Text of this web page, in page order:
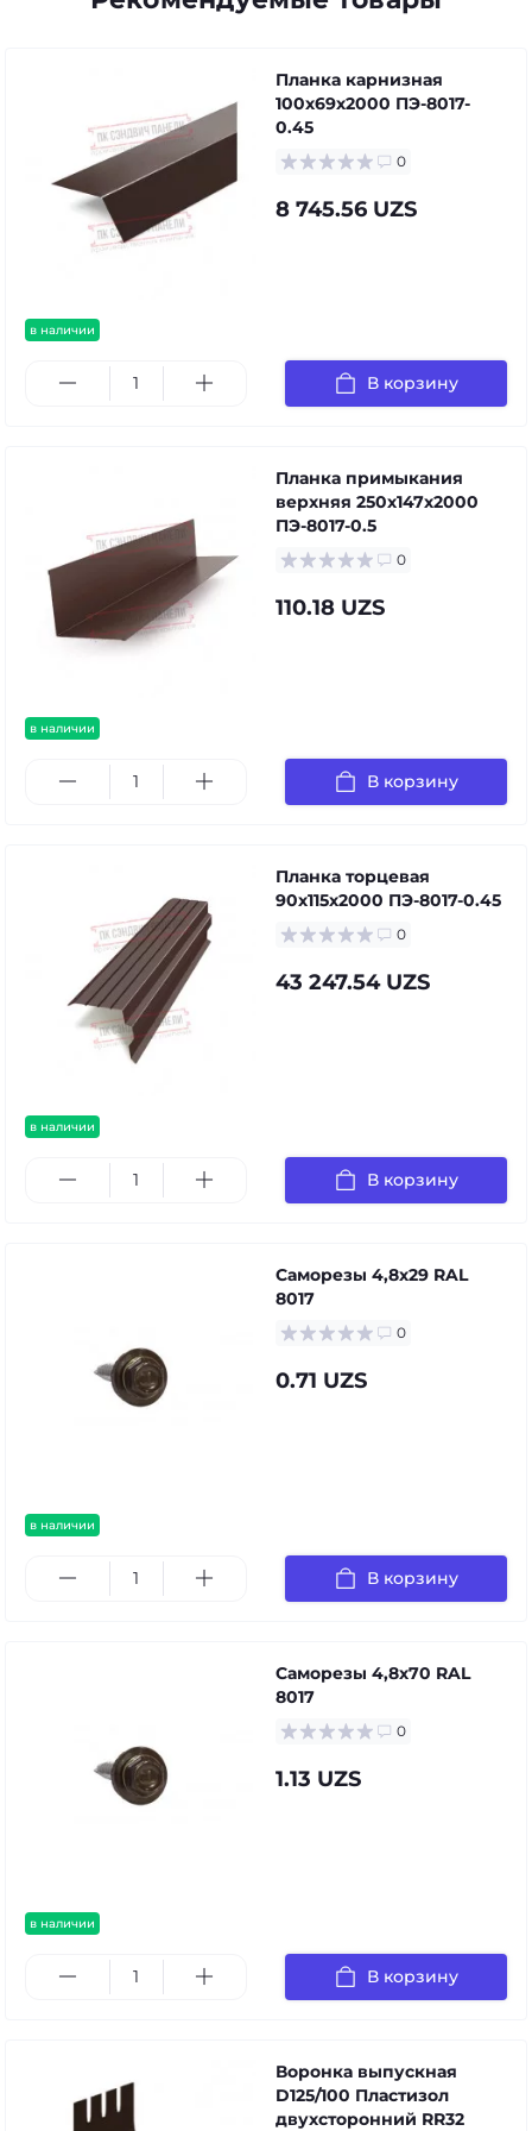
в наличии
Планка карнизная
100х69х2000 ПЭ-8017-
0.45
0
8 745.56 UZS
В корзину
в наличии
Планка примыкания
верхняя 250х147х2000
ПЭ-8017-0.5
0
110.18 UZS
В корзину
в наличии
Планка торцевая
90х115х2000 ПЭ-8017-0.45
0
43 247.54 UZS
В корзину
в наличии
Саморезы 4,8х29 RAL
8017
0
0.71 UZS
В корзину
в наличии
Саморезы 4,8х70 RAL
8017
0
1.13 UZS
В корзину
Воронка выпускная
D125/100 Пластизол
двухсторонний RR32